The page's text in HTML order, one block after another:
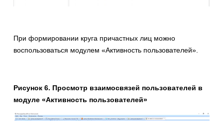
При формировании круга причастных лиц можно
воспользоваться модулем «Активность пользователей».
Рисунок 6. Просмотр взаимосвязей пользователей в
модуле «Активность пользователей»